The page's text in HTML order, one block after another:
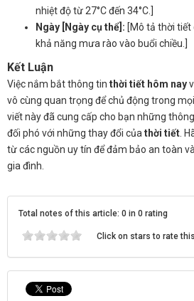
nhiệt độ từ 27°C đến 34°C.]
Ngày [Ngày cụ thể]: [Mô tả thời tiết
khả năng mưa rào vào buổi chiều.]
Kết Luận
Việc nắm bắt thông tin thời tiết hôm nay
vô cùng quan trọng để chủ động trong
viết này đã cung cấp cho bạn những
đối phó với những thay đổi của thời tiết .
từ các nguồn uy tín để đảm bảo an toàn
gia đình.
Total notes of this article: 0 in 0 rating
Click on stars to rate